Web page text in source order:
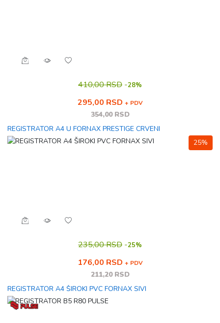
410,00 RSD -28%
295,00 RSD + PDV
354,00 RSD
REGISTRATOR A4 U FORNAX PRESTIGE CRVENI
25%
235,00 RSD -25%
176,00 RSD + PDV
211,20 RSD
REGISTRATOR A4 ŠIROKI PVC FORNAX SIVI